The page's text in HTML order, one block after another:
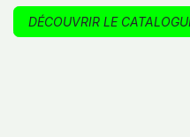
DÉCOUVRIR LE